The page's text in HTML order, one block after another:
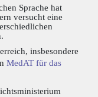
Sprache hat
versucht eine
insbesondere
MedAT für das